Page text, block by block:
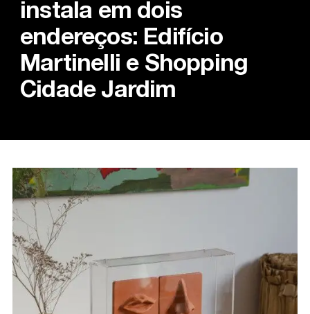
instala em dois
endereços: Edifício
Martinelli e Shopping
Cidade Jardim